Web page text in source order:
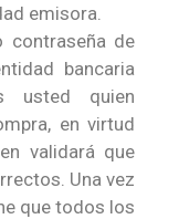
emisora.
contraseña de
bancaria
usted quien
en virtud
validará que
Una vez
que todos los